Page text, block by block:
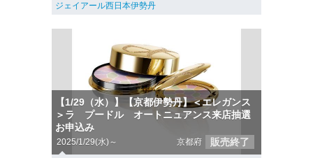
ジェイアール西日本伊勢丹
【1/29（水）】【京都伊勢丹】＜エレガンス
＞ラ プードル オートニュアンス来店抽選
お申込み
2025/1/29(水)～ 京都府 販売終了